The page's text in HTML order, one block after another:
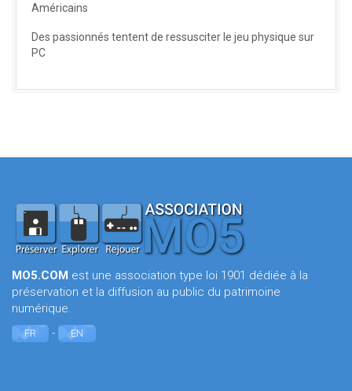
Américains
Des passionnés tentent de ressusciter le jeu physique sur
PC
MO5.COM est une association type loi 1901 dédiée à la
préservation et la diffusion au public du patrimoine
numérique.
FR - EN